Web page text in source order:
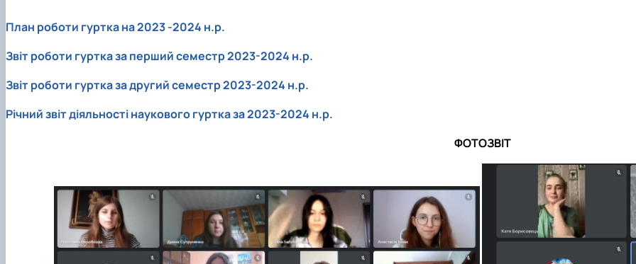
План роботи гуртка на 2023 -2024 н.р.
Звіт роботи гуртка за перший семестр 2023-2024 н.р.
Звіт роботи гуртка за другий семестр 2023-2024 н.р.
Річний звіт діяльності наукового гуртка за 2023-2024 н.р.
ФОТОЗВІТ